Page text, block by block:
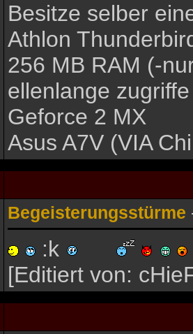
Besitze selber
Athlon
256 MB RAM (-
ellenlange
Geforce 2 MX
Asus A7V (VIA
Begeisterungsstürme
:k
[Editiert von: